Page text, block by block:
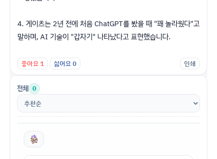
4. 게이츠는 2년 전에 처음 ChatGPT를 봤을 때 "꽤 놀라웠다"고
말하며, AI 기술이 "갑자기" 나타났다고 표현했습니다.
좋아요 1 싫어요 0 인쇄
전체 0